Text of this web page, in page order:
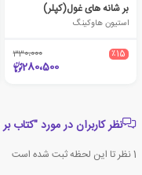
بر شانه های غول(کپلر)
استیون هاوکینگ
٪15 330،000
280،500
نظر کاربران در مورد "کتاب
1نظر تا این لحظه ثبت شده است